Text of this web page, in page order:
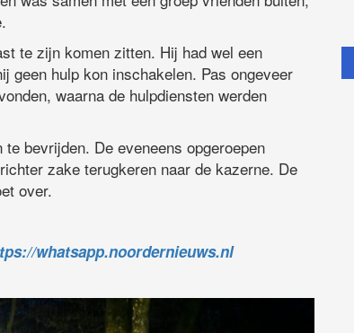
te zijn komen zitten. Hij had wel een
geen hulp kon inschakelen. Pas ongeveer
waarna de hulpdiensten werden
bevrijden. De eveneens opgeroepen
zake terugkeren naar de kazerne. De
over.
whatsapp.noordernieuws.nl